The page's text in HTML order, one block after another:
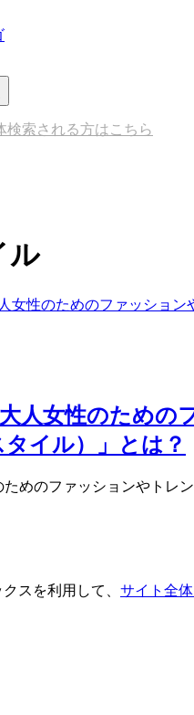
検索される方はこちら
ル
人女性のため
イル）」とは？
めのファッションやトレ
スを利用して、 サイト全